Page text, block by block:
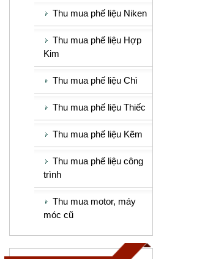
Thu mua phế liệu Niken
Thu mua phế liệu Hợp
Kim
Thu mua phế liệu Chì
Thu mua phế liệu Thiếc
Thu mua phế liệu Kẽm
Thu mua phế liệu công
trình
Thu mua motor, máy
móc cũ